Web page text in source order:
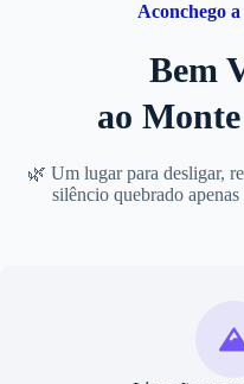
Aconchego a
Bem
ao
🌿 Um lugar para desligar,
silêncio quebrado